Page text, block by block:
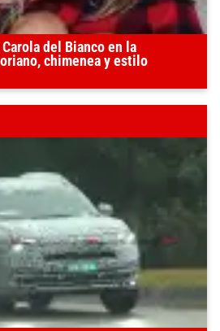
del Bianco en la
chimenea y estilo